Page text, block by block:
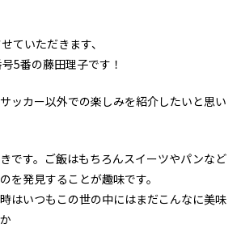
ていただきます、
5番の藤田理子です！
ッカー以外での楽しみを紹介したいと思い
です。ご飯はもちろんスイーツやパンなど
を発見することが趣味です。
はいつもこの世の中にはまだこんなに美味